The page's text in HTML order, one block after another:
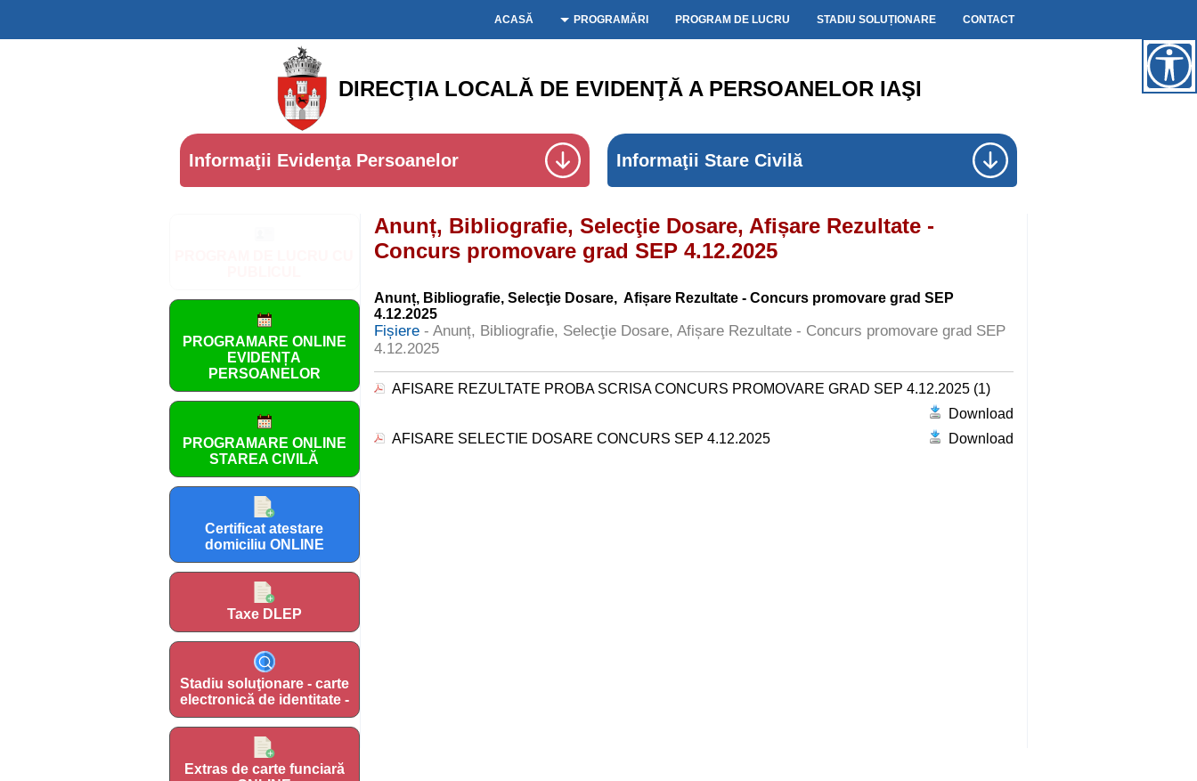
ACASĂ PROGRAMĂRI PROGRAM DE LUCRU STADIU SOLUȚIONARE CONTACT
DIRECŢIA LOCALĂ DE EVIDENŢĂ A PERSOANELOR IAŞI
Informaţii Evidenţa Persoanelor Informaţii Stare Civilă
PROGRAMARE ONLINE
EVIDENȚA
PERSOANELOR
PROGRAMARE ONLINE
STAREA CIVILĂ
Certificat atestare
domiciliu ONLINE
Taxe DLEP
Stadiu soluţionare - carte
electronică de identitate -
Extras de carte funciară
Anunț, Bibliografie, Selecţie Dosare, Afișare Rezultate -
Concurs promovare grad SEP 4.12.2025
Anunț, Bibliografie, Selecţie Dosare, Afișare Rezultate- Concurs promovare grad SEP
4.12.2025
Fișiere- Anunț, Bibliografie, Selecţie Dosare, Afișare Rezultate - Concurs promovare grad SEP
4.12.2025
AFISARE REZULTATE PROBA SCRISA CONCURS PROMOVARE GRAD SEP 4.12.2025 (1)
Download
AFISARE SELECTIE DOSARE CONCURS SEP 4.12.2025
Download